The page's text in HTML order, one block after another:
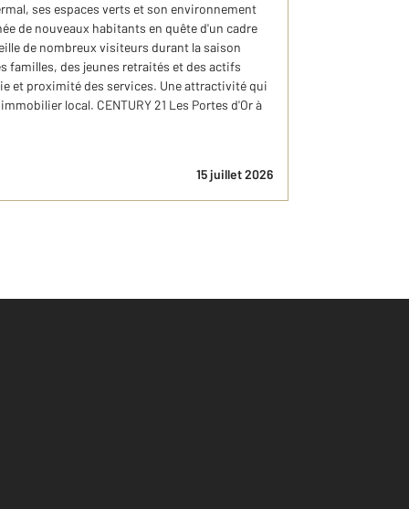
ses espaces verts et son environnement
de nouveaux habitants en quête d'un cadre
de nombreux visiteurs durant la saison
familles, des jeunes retraités et des actifs
et proximité des services. Une attractivité qui
local. CENTURY 21 Les Portes d'Or à
15 juillet 2026